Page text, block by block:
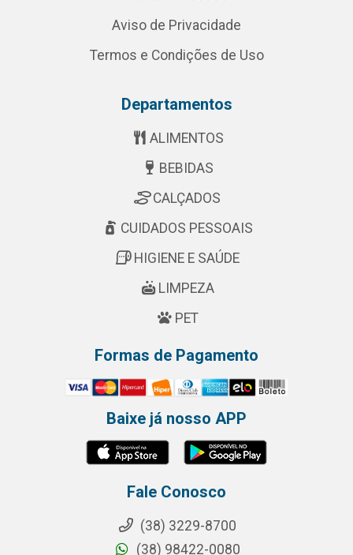
Aviso de Privacidade
Termos e Condições de Uso
Departamentos
ALIMENTOS
BEBIDAS
CALÇADOS
CUIDADOS PESSOAIS
HIGIENE E SAÚDE
LIMPEZA
PET
Formas de Pagamento
Baixe já nosso APP
Fale Conosco
(38) 3229-8700
(38) 98422-0080